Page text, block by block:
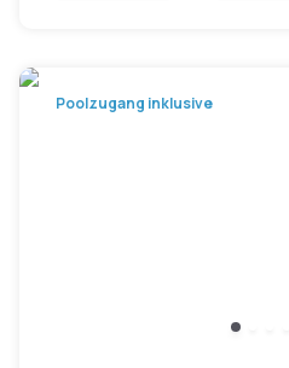
Poolzugang inklusive